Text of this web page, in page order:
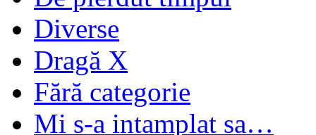
Diverse
Dragă X
Fără categorie
Mi s-a intamplat sa…